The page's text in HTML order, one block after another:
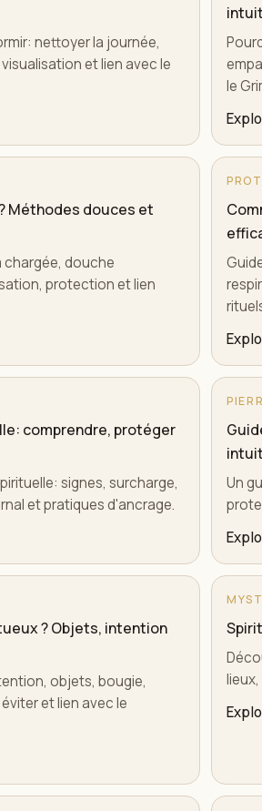
nettoyer la journée,
et lien avec le
le
Méthodes douces et
chargée, douche
protection et lien
comprendre, protéger
signes, surcharge,
et pratiques d'ancrage.
Un
? Objets, intention
objets, bougie,
et lien avec le